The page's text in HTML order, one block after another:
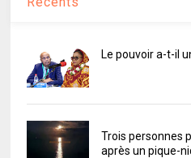
Le pouvoir a-t-il
Trois personnes
après un pique-